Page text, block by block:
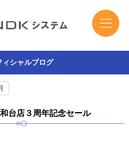
ィシャルブログ
台店３周年記念セール